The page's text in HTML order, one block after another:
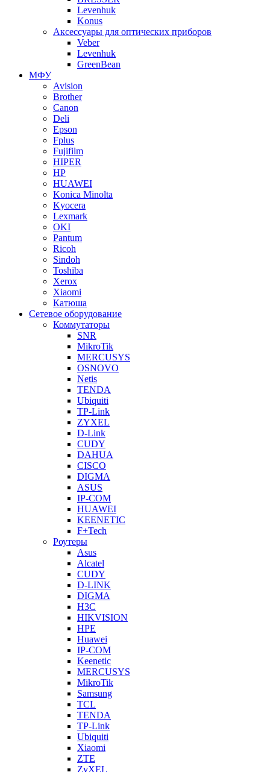
Levenhuk
Konus
Аксессуары для оптических приборов
Veber
Levenhuk
GreenBean
МФУ
Avision
Brother
Canon
Deli
Epson
Fplus
Fujifilm
HIPER
HP
HUAWEI
Konica Minolta
Kyocera
Lexmark
OKI
Pantum
Ricoh
Sindoh
Toshiba
Xerox
Xiaomi
Катюша
Сетевое оборудование
Коммутаторы
SNR
MikroTik
MERCUSYS
OSNOVO
Netis
TENDA
Ubiquiti
TP-Link
ZYXEL
D-Link
CUDY
DAHUA
CISCO
DIGMA
ASUS
IP-COM
HUAWEI
KEENETIC
F+Tech
Роутеры
Asus
Alcatel
CUDY
D-LINK
DIGMA
H3C
HIKVISION
HPE
Huawei
IP-COM
Keenetic
MERCUSYS
MikroTik
Samsung
TCL
TENDA
TP-Link
Ubiquiti
Xiaomi
ZTE
ZyXEL